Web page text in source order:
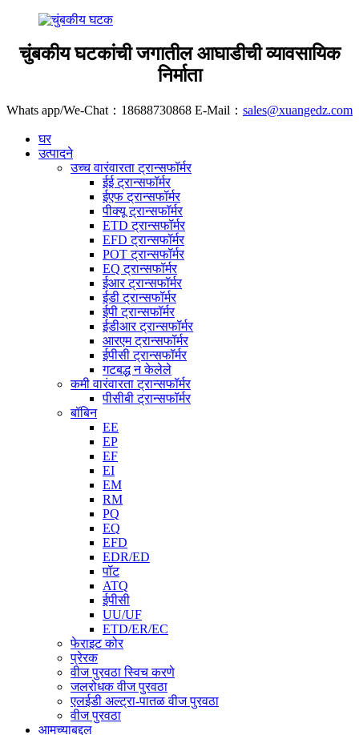
चुंबकीय घटकांची जगातील आघाडीची व्यावसायिक
निर्माता
Whats app/We-Chat：18688730868 E-Mail： sales@xuangedz.com
घर
उत्पादने
उच्च वारंवारता ट्रान्सफॉर्मर
ईई ट्रान्सफॉर्मर
ईएफ ट्रान्सफॉर्मर
पीक्यू ट्रान्सफॉर्मर
ETD ट्रान्सफॉर्मर
EFD ट्रान्सफॉर्मर
POT ट्रान्सफॉर्मर
EQ ट्रान्सफॉर्मर
ईआर ट्रान्सफॉर्मर
ईडी ट्रान्सफॉर्मर
ईपी ट्रान्सफॉर्मर
ईडीआर ट्रान्सफॉर्मर
आरएम ट्रान्सफॉर्मर
ईपीसी ट्रान्सफॉर्मर
गटबद्ध न केलेले
कमी वारंवारता ट्रान्सफॉर्मर
पीसीबी ट्रान्सफॉर्मर
बॉबिन
EE
EP
EF
EI
EM
RM
PQ
EQ
EFD
EDR/ED
पॉट
ATQ
ईपीसी
UU/UF
ETD/ER/EC
फेराइट कोर
प्रेरक
वीज पुरवठा स्विच करणे
जलरोधक वीज पुरवठा
एलईडी अल्ट्रा-पातळ वीज पुरवठा
वीज पुरवठा
आमच्याबद्दल